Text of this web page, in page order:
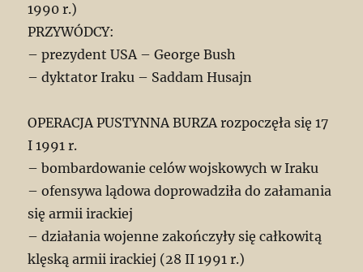
1990 r.)
PRZYWÓDCY:
– prezydent USA – George Bush
– dyktator Iraku – Saddam Husajn
OPERACJA PUSTYNNA BURZA rozpoczęła się 17
I 1991 r.
– bombardowanie celów wojskowych w Iraku
– ofensywa lądowa doprowadziła do załamania
się armii irackiej
– działania wojenne zakończyły się całkowitą
klęską armii irackiej (28 II 1991 r.)